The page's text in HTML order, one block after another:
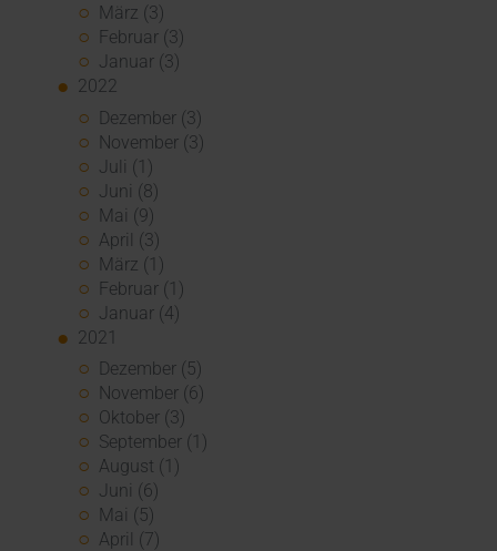
März (3)
Februar (3)
Januar (3)
2022
Dezember (3)
November (3)
Juli (1)
Juni (8)
Mai (9)
April (3)
März (1)
Februar (1)
Januar (4)
2021
Dezember (5)
November (6)
Oktober (3)
September (1)
August (1)
Juni (6)
Mai (5)
April (7)